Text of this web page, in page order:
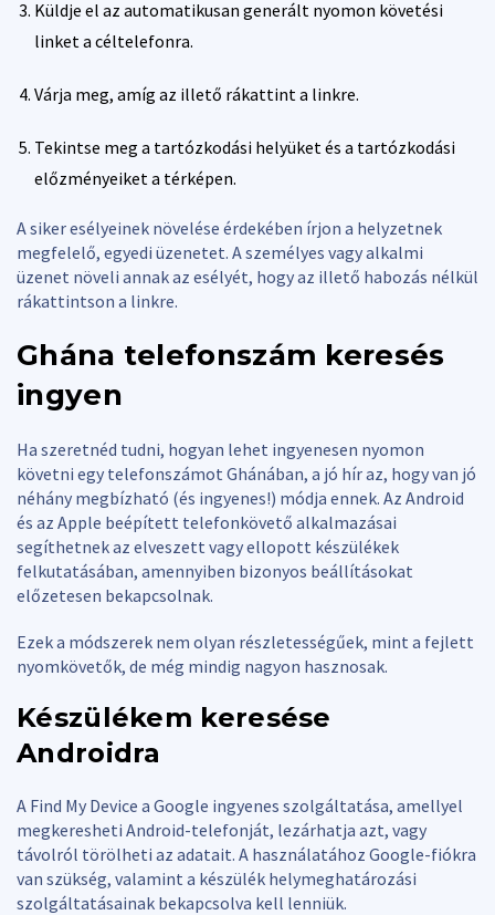
Küldje el az automatikusan generált nyomon követési
linket a céltelefonra.
Várja meg, amíg az illető rákattint a linkre.
Tekintse meg a tartózkodási helyüket és a tartózkodási
előzményeiket a térképen.
A siker esélyeinek növelése érdekében írjon a helyzetnek
megfelelő, egyedi üzenetet. A személyes vagy alkalmi
üzenet növeli annak az esélyét, hogy az illető habozás nélkül
rákattintson a linkre.
Ghána telefonszám keresés
ingyen
Ha szeretnéd tudni, hogyan lehet ingyenesen nyomon
követni egy telefonszámot Ghánában, a jó hír az, hogy van jó
néhány megbízható (és ingyenes!) módja ennek. Az Android
és az Apple beépített telefonkövető alkalmazásai
segíthetnek az elveszett vagy ellopott készülékek
felkutatásában, amennyiben bizonyos beállításokat
előzetesen bekapcsolnak.
Ezek a módszerek nem olyan részletességűek, mint a fejlett
nyomkövetők, de még mindig nagyon hasznosak.
Készülékem keresése
Androidra
A Find My Device a Google ingyenes szolgáltatása, amellyel
megkeresheti Android-telefonját, lezárhatja azt, vagy
távolról törölheti az adatait. A használatához Google-fiókra
van szükség, valamint a készülék helymeghatározási
szolgáltatásainak bekapcsolva kell lenniük.